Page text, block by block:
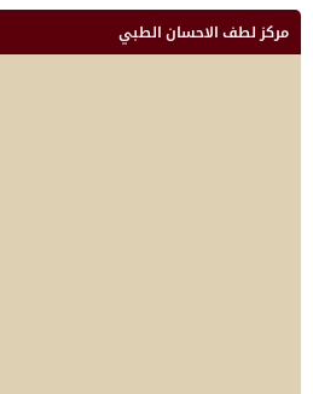
مركز لطف الاحسان الطبي